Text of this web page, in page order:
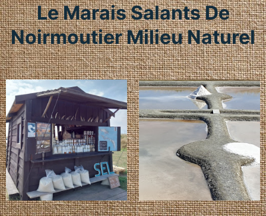
Le Marais Salants De
Noirmoutier Milieu Naturel